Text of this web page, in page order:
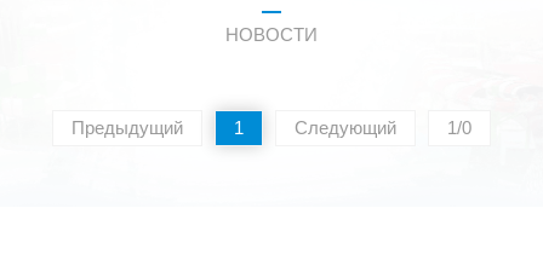
НОВОСТИ
Предыдущий 1 Следующий 1/0